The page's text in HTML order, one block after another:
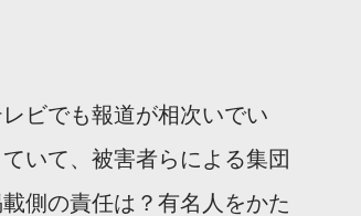
ビでも報道が相次いでい
いて、被害者らによる集団
側の責任は？有名人をかた